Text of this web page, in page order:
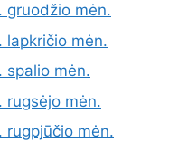
gruodžio mėn.
lapkričio mėn.
spalio mėn.
rugsėjo mėn.
rugpjūčio mėn.